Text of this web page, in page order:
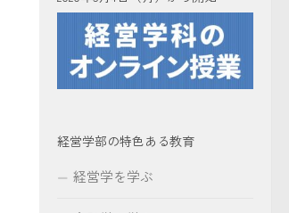
経営学部の特色ある教育
経営学を学ぶ